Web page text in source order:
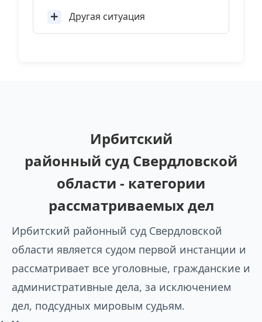
Другая ситуация
Ирбитский
районный суд Свердловской
области - категории
рассматриваемых дел
Ирбитский районный суд Свердловской
области является судом первой инстанции и
рассматривает все уголовные, гражданские и
административные дела, за исключением
дел, подсудных мировым судьям.